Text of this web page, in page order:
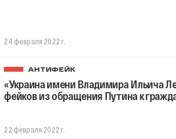
24 февраля 2022 г.
АНТИФЕЙК
«Украина имени Владимира Ильича
фейков из обращения Путина к
22 февраля 2022 г.